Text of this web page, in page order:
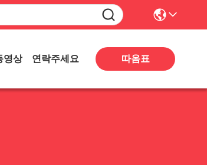
영상 연락주세요 따옴표